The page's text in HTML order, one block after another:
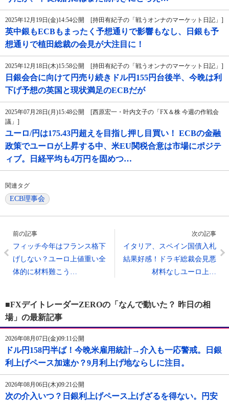
2025年12月19日(金)14:54公開 [持田有紀子の「戦うオンナのマーケット日記」]
英中銀もECBもまったく予想通りで影響もなし、日銀も予
想通りで植田総裁の会見が大注目に！
2025年12月18日(木)15:58公開 [持田有紀子の「戦うオンナのマーケット日記」]
日銀会合に向けて円売り続きドル円155円台後半、今晩は利
下げ予想の英国と現状満足のECBだが
2025年07月28日(月)15:48公開 [西原宏一・叶内文子の「FX＆株 今週の作戦会
議」]
ユーロ/円は175.43円超えを目指し押し目買い！ ECBの金融
政策でユーロが上昇する中、米EU関税合意は市場にポジテ
ィブ。日経平均も4万円を固めつ…
関連タグ
ECB理事会
前の記事
フィッチ今年はフランス格下
げしない？ユーロ上値重い全
体的に材料難こう…
次の記事
イタリア、スペイン国債入札
結果好感！ドラギ総裁会見悪
材料なしユーロ上…
■FXデイトレーダーZEROの「なんで動いた？ 昨日の相
場」の最新記事
2026年08月07日(金)09:11公開
ドル円158円半ば！今晩米雇用統計→介入も一応警戒。日銀
利上げペース加速か？9月利上げ地ならしに注目。
2026年08月06日(木)09:21公開
次の介入いつ？日銀利上げペース上げざるを得ない。円安